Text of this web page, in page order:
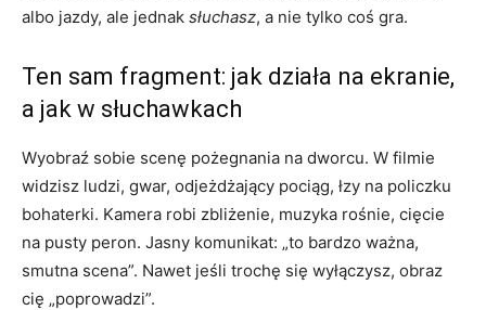
albo jazdy, ale jednak słuchasz, a nie tylko coś gra.
Ten sam fragment: jak działa na ekranie,
a jak w słuchawkach
Wyobraź sobie scenę pożegnania na dworcu. W filmie
widzisz ludzi, gwar, odjeżdżający pociąg, łzy na policzku
bohaterki. Kamera robi zbliżenie, muzyka rośnie, cięcie
na pusty peron. Jasny komunikat: „to bardzo ważna,
smutna scena”. Nawet jeśli trochę się wyłączysz, obraz
cię „poprowadzi”.